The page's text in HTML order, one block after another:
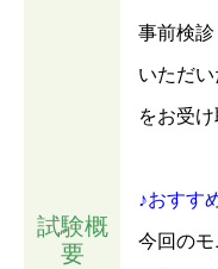
試験概
要
事前検
いただい
をお受け
♪おすす
今回の